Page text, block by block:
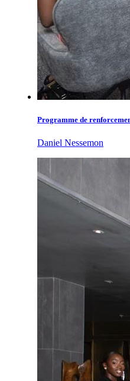
Programme de
Daniel Nessemon